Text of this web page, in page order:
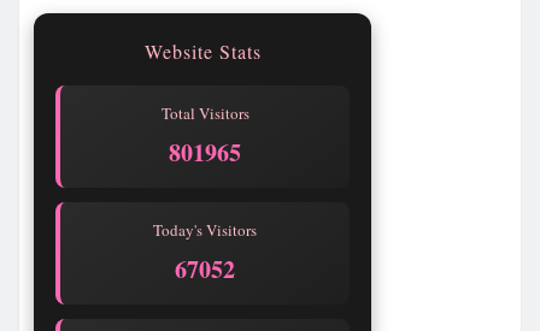
Website Stats
Total Visitors
801969
Today's Visitors
67056